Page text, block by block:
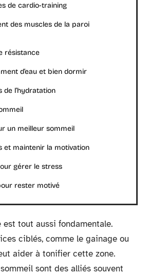
de cardio-training
des muscles de la paroi
résistance
d’eau et bien dormir
de l’hydratation
un meilleur sommeil
et maintenir la motivation
gérer le stress
rester motivé
est tout aussi fondamentale.
ciblés, comme le gainage ou
aider à tonifier cette zone.
sont des alliés souvent